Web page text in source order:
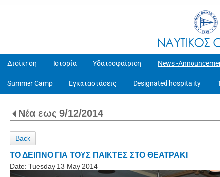
Διοίκηση Ιστορία Υδατοσφαίριση News -
Summer Camp Εγκαταστάσεις Designated hospitality
Νέα εως 9/12/2014
Back
ΤΟ ΔΕΙΠΝΟ ΓΙΑ ΤΟΥΣ ΠΑΙΚΤΕΣ ΣΤΟ ΘΕΑΤΡΑΚΙ
Date: Tuesday 13 May 2014